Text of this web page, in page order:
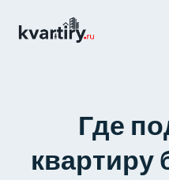
Где
квартиру